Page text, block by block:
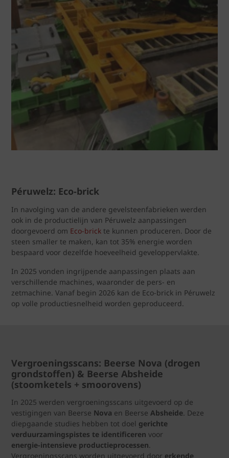
Péruwelz: Eco-brick
In navolging van de andere gevelsteenfabrieken werden
ook in de productielijn van Péruwelz aanpassingen
doorgevoerd om Eco‑brick te kunnen produceren. Door de
steen smaller te maken, kan tot 35% energie worden
bespaard voor dezelfde hoeveelheid geveloppervlakte.
In 2025 vonden ingrijpende aanpassingen plaats aan
verschillende machines, waaronder de pers- en
zetmachine. Vanaf begin 2026 kan de Eco‑brick in Péruwelz
op volle productiesnelheid worden geproduceerd.
Vergroeningsscans: Beerse Nova (drogen
grondstoffen) & Beerse Absheide
(stoomketels + smoorovens)
In 2025 werden vergroeningsscans uitgevoerd op de
vestigingen van Beerse Nova en Beerse Absheide. Deze
diepgaande studies hebben tot doel gerichte
verduurzamingspistes te identificeren voor
energie‑intensieve productieprocessen.
Vergroeningsscans worden uitgevoerd door erkende